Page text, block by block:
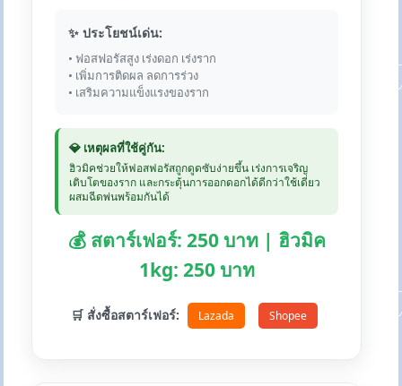
✨ ประโยชน์เด่น:
• ฟอสฟอรัสสูง เร่งดอก เร่งราก
• เพิ่มการติดผล ลดการร่วง
• เสริมความแข็งแรงของราก
💎 เหตุผลที่ใช้คู่กัน:
ฮิวมิคช่วยให้ฟอสฟอรัสถูกดูดซับง่ายขึ้น เร่งการเจริญ
เติบโตของราก และกระตุ้นการออกดอกได้ดีกว่าใช้เดี่ยว
ผสมฉีดพ่นพร้อมกันได้
💰 สตาร์เฟอร์: 250 บาท | ฮิวมิค
1kg: 250 บาท
🛒 สั่งซื้อสตาร์เฟอร์: Lazada Shopee